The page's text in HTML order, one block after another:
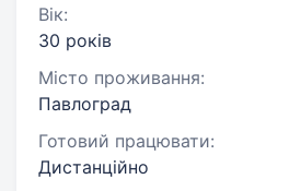
Вік:
30 років
Місто проживання:
Павлоград
Готовий працювати:
Дистанційно